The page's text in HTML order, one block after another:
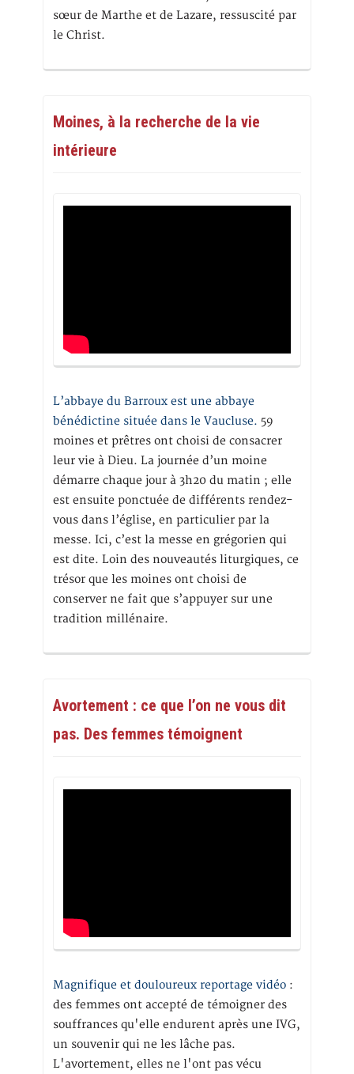
sœur de Marthe et de Lazare, ressuscité par
le Christ.
Moines, à la recherche de la vie
intérieure
L’abbaye du Barroux est une abbaye
bénédictine située dans le Vaucluse. 59
moines et prêtres ont choisi de consacrer
leur vie à Dieu. La journée d’un moine
démarre chaque jour à 3h20 du matin ; elle
est ensuite ponctuée de différents rendez-
vous dans l’église, en particulier par la
messe. Ici, c’est la messe en grégorien qui
est dite. Loin des nouveautés liturgiques, ce
trésor que les moines ont choisi de
conserver ne fait que s’appuyer sur une
tradition millénaire.
Avortement : ce que l’on ne vous dit
pas. Des femmes témoignent
Magnifique et douloureux reportage vidéo :
des femmes ont accepté de témoigner des
souffrances qu'elle endurent après une IVG,
un souvenir qui ne les lâche pas.
L'avortement, elles ne l'ont pas vécu